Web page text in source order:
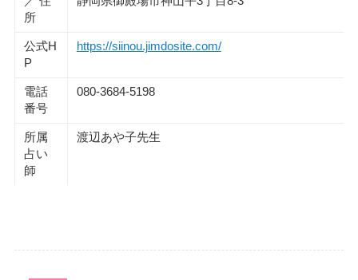
所
公式H
P
https://siinou.jimdosite.com/
電話
番号
080-3684-5198
所属
占い
師
渡辺あや子先生